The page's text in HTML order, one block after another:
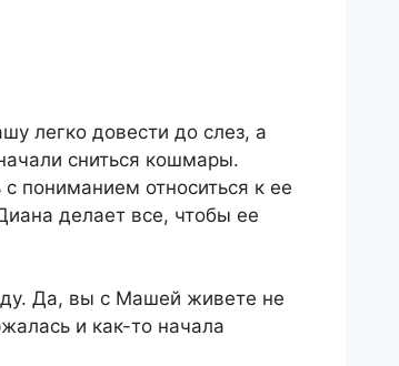
легко довести до слез, а
сниться кошмары.
пониманием относиться к ее
делает все, чтобы ее
Да, вы с Машей живете не
и как-то начала